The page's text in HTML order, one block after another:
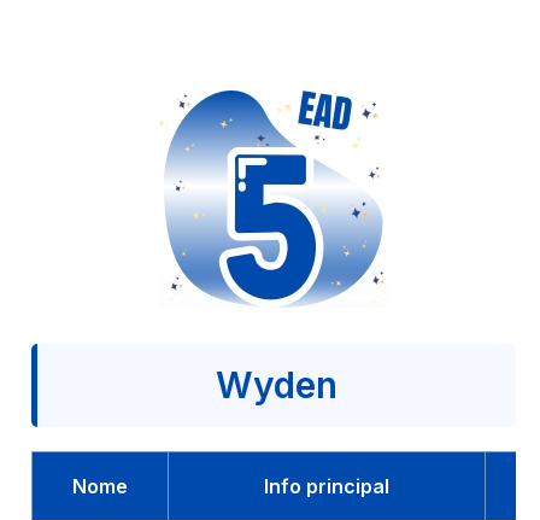
Wyden
Nome Info principal